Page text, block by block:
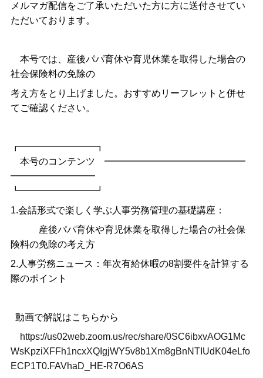
メルマガ配信をご了承いただいた方に方に送付させてい
ただいております。
本号では、産後パパ育休や育児休業を取得した場合の
社会保険料の免除の
考え方をとり上げました。おすすめリーフレットと併せ
てご確認ください。
┏━━━━━━━━┓
本号のコンテンツ ━━━━━━━━━━━━━━━
━━━━━━━━━
┗━━━━━━━━┛
1.会話形式で楽しく学ぶ人事労務管理の基礎講座：
産後パパ育休や育児休業を取得した場合の社会保
険料の免除の考え方
2.人事労務ニュース：年次有給休暇の8割要件を計算する
際のポイント
動画で解説はこちらから
https://us02web.zoom.us/rec/share/0SC6ibxvAOG1Mc
WsKpziXFFh1ncxXQIgjWY5v8b1Xm8gBnNTIUdK04eLfo
ECP1T0.FAVhaD_HE-R7O6AS